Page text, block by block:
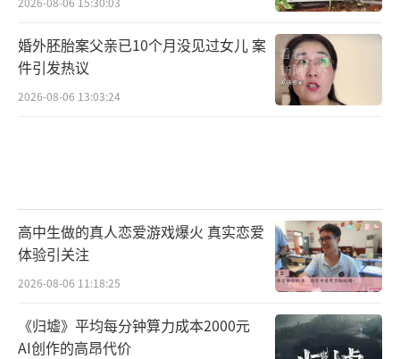
婚外胚胎案父亲已10个月没见过女儿 案
件引发热议
2026-08-06 13:03:24
高中生做的真人恋爱游戏爆火 真实恋爱
体验引关注
2026-08-06 11:18:25
《归墟》平均每分钟算力成本2000元
AI创作的高昂代价